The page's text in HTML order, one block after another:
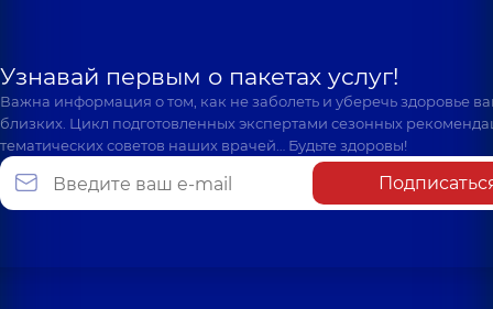
Узнавай первым о пакетах услуг!
Важна информация о том, как не заболеть и уберечь здоровье
близких. Цикл подготовленных экспертами сезонных
тематических советов наших врачей… Будьте здоровы!